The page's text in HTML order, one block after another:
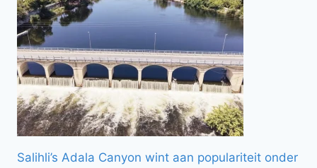
Salihli’s Adala Canyon wint aan populariteit onder